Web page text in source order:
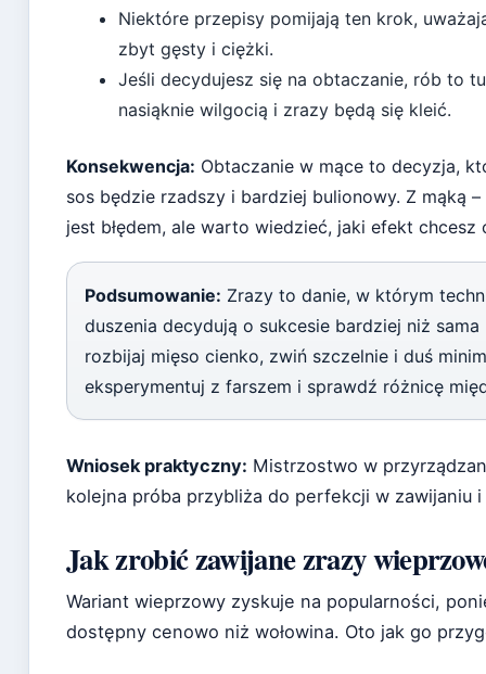
Niektóre przepisy pomijają ten krok,
zbyt gęsty i ciężki.
Jeśli decydujesz się na obtaczanie, rób to
nasiąknie wilgocią i zrazy będą się kleić.
Konsekwencja: Obtaczanie w mące to decyzja,
sos będzie rzadszy i bardziej bulionowy. Z mąką
jest błędem, ale warto wiedzieć, jaki efekt chcesz
Podsumowanie: Zrazy to danie, w którym
duszenia decydują o sukcesie bardziej niż
rozbijaj mięso cienko, zwiń szczelnie i duś
eksperymentuj z farszem i sprawdź różnicę
Wniosek praktyczny: Mistrzostwo w
kolejna próba przybliża do perfekcji w zawijaniu
Jak zrobić zawijane zrazy
Wariant wieprzowy zyskuje na popularności,
dostępny cenowo niż wołowina. Oto jak go